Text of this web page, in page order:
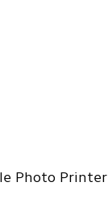
Photo Printer